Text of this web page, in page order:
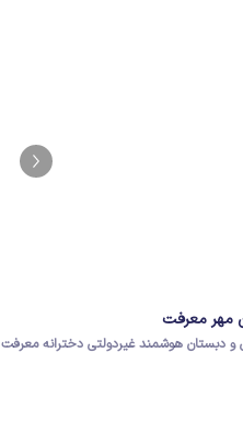
مهر معرفت
دبستان هوشمند غیردولتی دخترانه معرفت